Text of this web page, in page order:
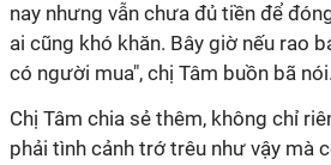
nay nhưng vẫn chưa đủ tiền để
ai cũng khó khăn. Bây giờ nếu rao
có người mua", chị Tâm buồn bã nói.
Chị Tâm chia sẻ thêm, không chỉ
phải tình cảnh trớ trêu như vậy mà